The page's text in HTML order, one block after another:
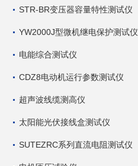
STR-BR变压器容量特性测试仪
YW2000J型微机继电保护测试仪
电能综合测试仪
CDZ8电动机运行参数测试仪
超声波线缆测高仪
太阳能光伏接线盒测试仪
SUTEZRC系列直流电阻测试仪